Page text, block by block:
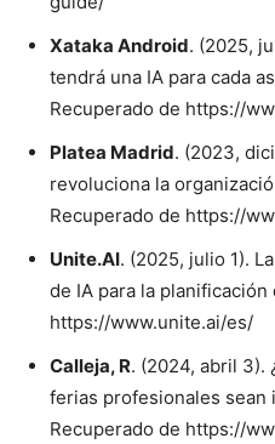
Xataka Android. (2025,
tendrá una IA para cada
Recuperado de https://
Platea Madrid. (2023,
revoluciona la
Recuperado de https://
Unite.AI. (2025, julio 1).
de IA para la
https://www.unite.ai/es/
Calleja, R. (2024, abril 3).
ferias profesionales sean
Recuperado de https://